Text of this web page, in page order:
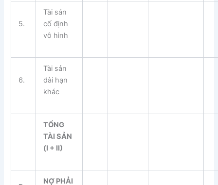
5.
Tài sản
cố định
vô hình
6.
Tài sản
dài hạn
khác
TỔNG
TÀI SẢN
(I + II)
NỢ PHẢI